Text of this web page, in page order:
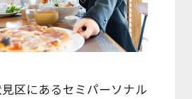
料金表
Price
区にあるセミパーソナル